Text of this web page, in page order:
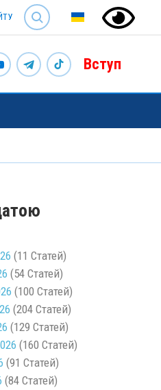
SEARCH
Вступ
(11 Статей)
(54 Статей)
(100 Статей)
(204 Статей)
(129 Статей)
(160 Статей)
(91 Статей)
(84 Статей)